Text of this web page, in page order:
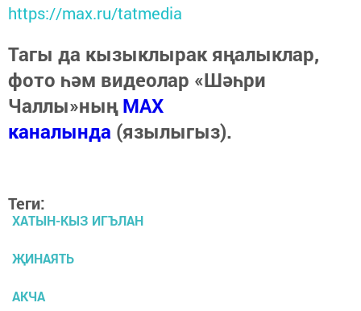
https://max.ru/tatmedia
Тагы да кызыклырак яңалыклар,
фото һәм видеолар «Шәһри
Чаллы»ныңMAX
каналында (язылыгыз).
Теги:
ХАТЫН-КЫЗ ИГЪЛАН
ҖИНАЯТЬ
АКЧА